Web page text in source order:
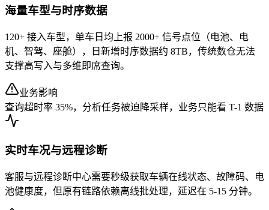
海量车型与时序数据
120+ 接入车型，单车日均上报 2000+ 信号点位（电池、电
机、智驾、座舱），日新增时序数据约 8TB，传统数仓无法
支撑高写入与多维即席查询。
业务影响
查询超时率 35%，分析任务被迫降采样，业务只能看 T-1 数据
实时车况与远程诊断
客服与远程诊断中心需要秒级获取车辆在线状态、故障码、电
池健康度，但原有链路依赖离线批处理，延迟在 5-15 分钟。